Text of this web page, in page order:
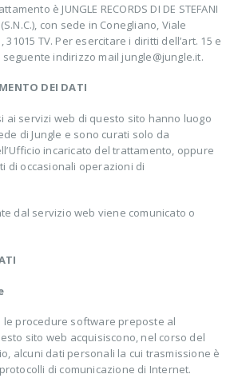
è JUNGLE RECORDS DI DE STEFANI
(S.N.C.), con sede in Conegliano, Viale
31015 TV. Per esercitare i diritti dell’art. 15 e
indirizzo mail jungle@jungle.it.
DEI DATI
ai servizi web di questo sito hanno luogo
di Jungle e sono curati solo da
incaricato del trattamento, oppure
di occasionali operazioni di
dal servizio web viene comunicato o
le procedure software preposte al
sito web acquisiscono, nel corso del
alcuni dati personali la cui trasmissione è
di comunicazione di Internet.